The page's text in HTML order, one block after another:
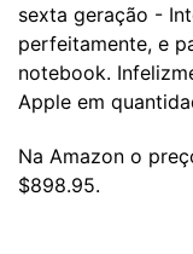
sexta geração -
perfeitamente, e
notebook.
Apple em
Na Amazon o
$898.95.